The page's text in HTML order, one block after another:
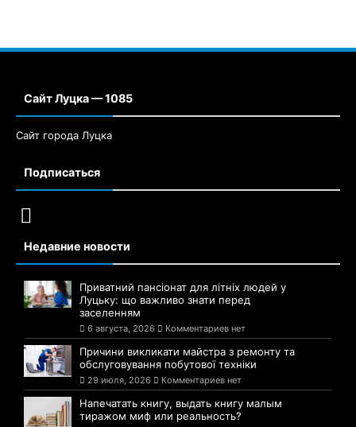
Сайт Луцка — 1085
Сайт города Луцка
Подписаться
Недавние новости
Приватний пансіонат для літніх людей у
Луцьку: що важливо знати перед
заселенням
6 августа, 2026 Комментариев нет
Причини викликати майстра з ремонту та
обслуговування побутової техніки
29 июля, 2026 Комментариев нет
Напечатать книгу, выдать книгу малым
тиражом миф или реальность?